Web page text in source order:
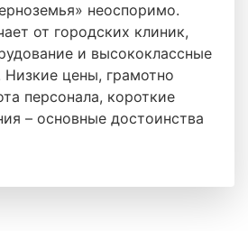
неоспоримо.
от городских клиник,
и высококлассные
Низкие цены, грамотно
персонала, короткие
– основные достоинства